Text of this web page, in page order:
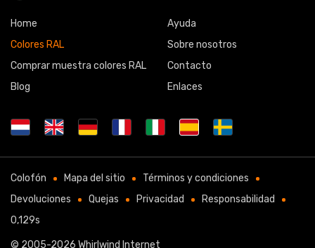
Home
Colores RAL
Comprar muestra colores RAL
Blog
Ayuda
Sobre nosotros
Contacto
Enlaces
Colofón Mapa del sitio
Términos y condiciones
Devoluciones
Quejas Privacidad
Responsabilidad
0,129s
© 2005-2026 Whirlwind Internet